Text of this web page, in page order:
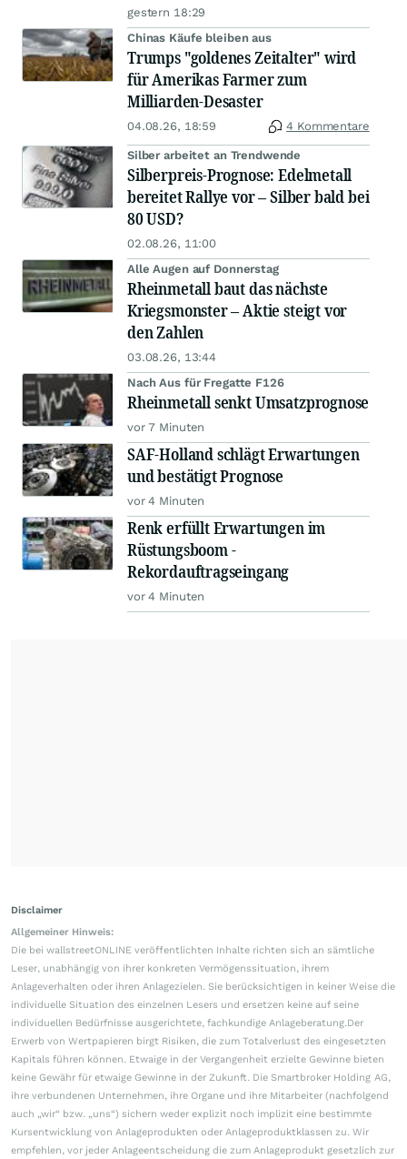
gestern 18:29
Chinas Käufe bleiben aus
Trumps "goldenes Zeitalter" wird
für Amerikas Farmer zum
Milliarden-Desaster
04.08.26, 18:59 4 Kommentare
Silber arbeitet an Trendwende
Silberpreis-Prognose: Edelmetall
bereitet Rallye vor – Silber bald bei
80 USD?
02.08.26, 11:00
Alle Augen auf Donnerstag
Rheinmetall baut das nächste
Kriegsmonster – Aktie steigt vor
den Zahlen
03.08.26, 13:44
Nach Aus für Fregatte F126
Rheinmetall senkt Umsatzprognose
vor 7 Minuten
SAF-Holland schlägt Erwartungen
und bestätigt Prognose
vor 4 Minuten
Renk erfüllt Erwartungen im
Rüstungsboom -
Rekordauftragseingang
vor 4 Minuten
Disclaimer
Allgemeiner Hinweis:
Die bei wallstreetONLINE veröffentlichten Inhalte richten sich an sämtliche
Leser, unabhängig von ihrer konkreten Vermögenssituation, ihrem
Anlageverhalten oder ihren Anlagezielen. Sie berücksichtigen in keiner Weise die
individuelle Situation des einzelnen Lesers und ersetzen keine auf seine
individuellen Bedürfnisse ausgerichtete, fachkundige Anlageberatung.Der
Erwerb von Wertpapieren birgt Risiken, die zum Totalverlust des eingesetzten
Kapitals führen können. Etwaige in der Vergangenheit erzielte Gewinne bieten
keine Gewähr für etwaige Gewinne in der Zukunft. Die Smartbroker Holding AG,
ihre verbundenen Unternehmen, ihre Organe und ihre Mitarbeiter (nachfolgend
auch „wir“ bzw. „uns“) sichern weder explizit noch implizit eine bestimmte
Kursentwicklung von Anlageprodukten oder Anlageproduktklassen zu. Wir
empfehlen, vor jeder Anlageentscheidung die zum Anlageprodukt gesetzlich zur